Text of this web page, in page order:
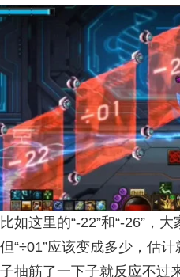
比如这里的“-22”和“-26”，
但“÷01”应该变成多少，估
子抽筋了一下子就反应不过